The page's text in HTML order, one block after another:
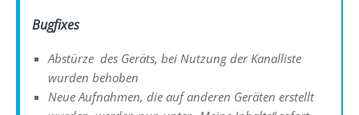
Bugfixes
Abstürze des Geräts, bei Nutzung der Kanalliste
wurden behoben
Neue Aufnahmen, die auf anderen Geräten erstellt